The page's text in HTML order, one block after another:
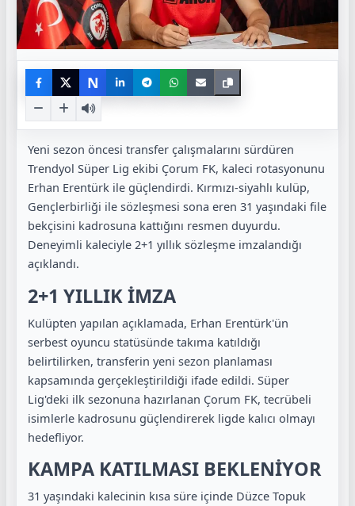
N
Yeni sezon öncesi transfer çalışmalarını sürdüren
Trendyol Süper Lig ekibi Çorum FK, kaleci rotasyonunu
Erhan Erentürk ile güçlendirdi. Kırmızı-siyahlı kulüp,
Gençlerbirliği ile sözleşmesi sona eren 31 yaşındaki file
bekçisini kadrosuna kattığını resmen duyurdu.
Deneyimli kaleciyle 2+1 yıllık sözleşme imzalandığı
açıklandı.
2+1 YILLIK İMZA
Kulüpten yapılan açıklamada, Erhan Erentürk'ün
serbest oyuncu statüsünde takıma katıldığı
belirtilirken, transferin yeni sezon planlaması
kapsamında gerçekleştirildiği ifade edildi. Süper
Lig'deki ilk sezonuna hazırlanan Çorum FK, tecrübeli
isimlerle kadrosunu güçlendirerek ligde kalıcı olmayı
hedefliyor.
KAMPA KATILMASI BEKLENİYOR
31 yaşındaki kalecinin kısa süre içinde Düzce Topuk